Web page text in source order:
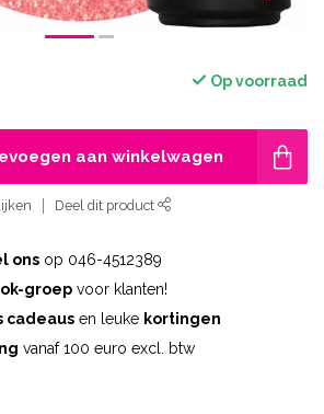
Op voorraad
aan winkelwagen
Deel dit product
ons op 046-4512389
groep voor klanten!
cadeaus en leuke kortingen
vanaf 100 euro excl. btw